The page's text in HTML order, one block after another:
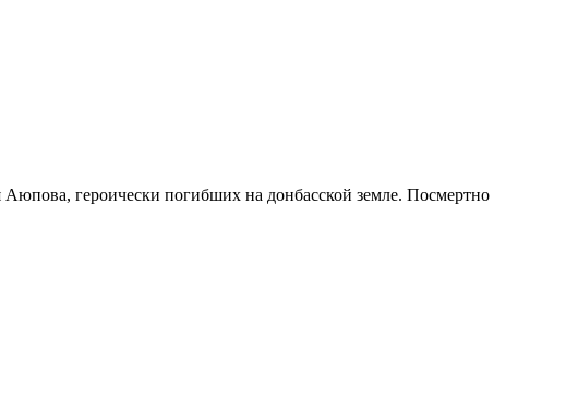
героически погибших на донбасской земле. Посмертно